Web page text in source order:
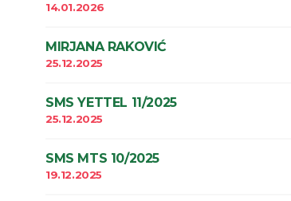
14.01.2026
MIRJANA RAKOVIĆ
25.12.2025
SMS YETTEL 11/2025
25.12.2025
SMS MTS 10/2025
19.12.2025